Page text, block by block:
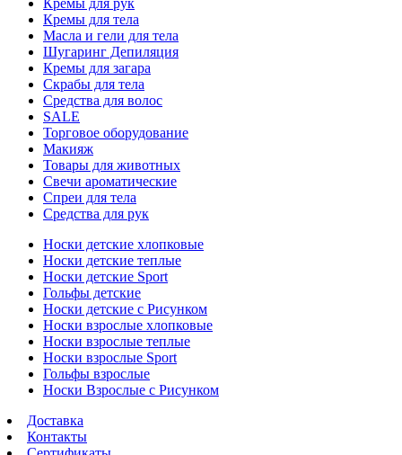
Кремы для тела
Масла и гели для тела
Шугаринг Депиляция
Кремы для загара
Скрабы для тела
Средства для волос
SALE
Торговое оборудование
Макияж
Товары для животных
Свечи ароматические
Спреи для тела
Средства для рук
Носки детские хлопковые
Носки детские теплые
Носки детские Sport
Гольфы детские
Носки детские с Рисунком
Носки взрослые хлопковые
Носки взрослые теплые
Носки взрослые Sport
Гольфы взрослые
Носки Взрослые с Рисунком
Доставка
Контакты